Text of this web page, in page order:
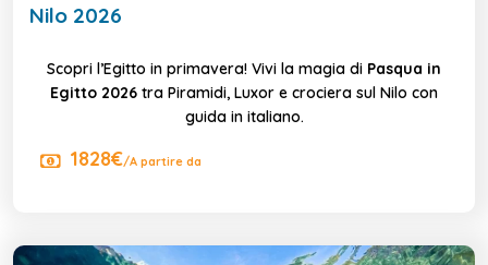
Nilo 2026
Scopri l’Egitto in primavera! Vivi la magia di Pasqua in
Egitto 2026 tra Piramidi, Luxor e crociera sul Nilo con
guida in italiano.
1828€/A partire da